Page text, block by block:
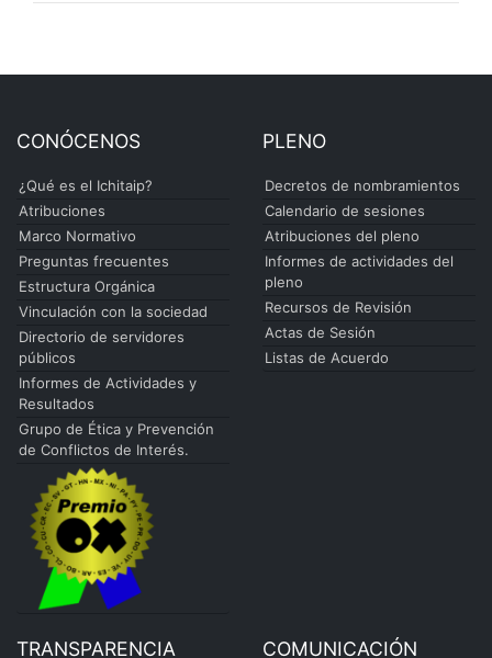
CONÓCENOS
¿Qué es el Ichitaip?
Atribuciones
Marco Normativo
Preguntas frecuentes
Estructura Orgánica
Vinculación con la sociedad
Directorio de servidores
públicos
Informes de Actividades y
Resultados
Grupo de Ética y Prevención
de Conflictos de Interés.
PLENO
Decretos de nombramientos
Calendario de sesiones
Atribuciones del pleno
Informes de actividades del
pleno
Recursos de Revisión
Actas de Sesión
Listas de Acuerdo
TRANSPARENCIA
COMUNICACIÓN